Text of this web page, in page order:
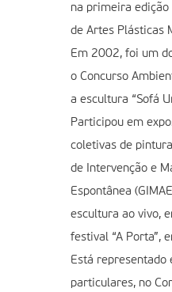
na primeira edição
de Artes Plásticas
Em 2002, foi um
o Concurso
a escultura “Sofá
Participou em
coletivas de
de Intervenção e
Espontânea
escultura ao vivo,
festival “A Porta”,
Está representado
particulares, no